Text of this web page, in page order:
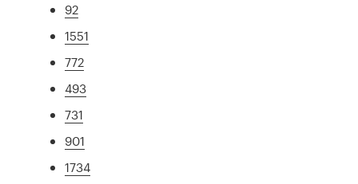
92
1551
772
493
731
901
1734